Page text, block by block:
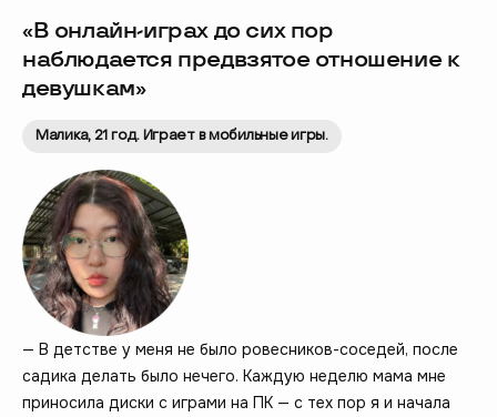
«В онлайн-играх до сих пор
наблюдается предвзятое отношение к
девушкам»
Малика, 21 год. Играет в мобильные игры.
— В детстве у меня не было ровесников-соседей, после
садика делать было нечего. Каждую неделю мама мне
приносила диски с играми на ПК — с тех пор я и начала